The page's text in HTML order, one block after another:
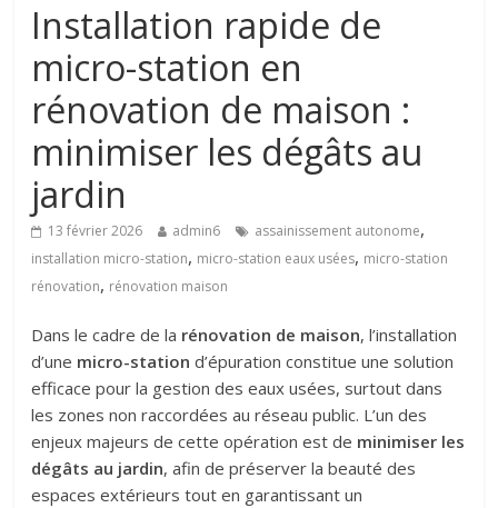
Installation rapide de
micro-station en
rénovation de maison :
minimiser les dégâts au
jardin
13 février 2026 admin6 assainissement autonome,
installation micro-station, micro-station eaux usées, micro-station
rénovation, rénovation maison
Dans le cadre de la rénovation de maison, l’installation
d’une micro-station d’épuration constitue une solution
efficace pour la gestion des eaux usées, surtout dans
les zones non raccordées au réseau public. L’un des
enjeux majeurs de cette opération est de minimiser les
dégâts au jardin, afin de préserver la beauté des
espaces extérieurs tout en garantissant un